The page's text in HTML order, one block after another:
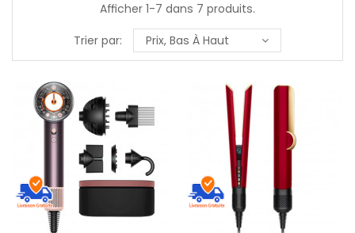
Afficher 1-7 dans 7 produits.
Trier par:
Prix, Bas À Haut